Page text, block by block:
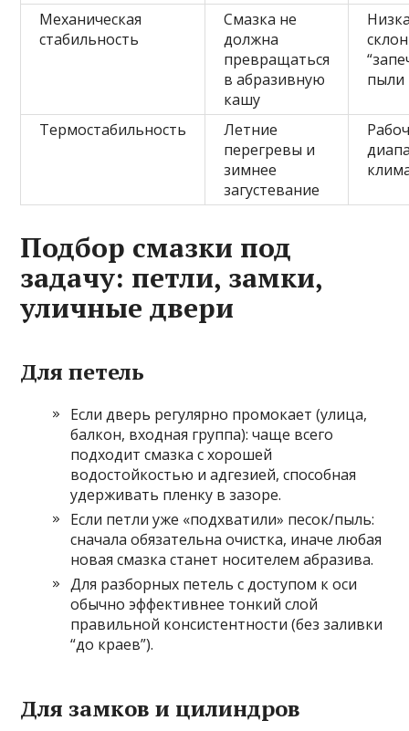
Механическая
стабильность
Смазка не
должна
превращаться
в абразивную
кашу
пыли
Термостабильность
Летние
перегревы и
зимнее
загустевание
Подбор смазки под
задачу: петли, замки,
уличные двери
Для петель
Если дверь регулярно промокает (улица,
балкон, входная группа): чаще всего
подходит смазка с хорошей
водостойкостью и адгезией, способная
удерживать пленку в зазоре.
Если петли уже «подхватили» песок/пыль:
сначала обязательна очистка, иначе любая
новая смазка станет носителем абразива.
Для разборных петель с доступом к оси
обычно эффективнее тонкий слой
правильной консистентности (без заливки
“до краев”).
Для замков и цилиндров